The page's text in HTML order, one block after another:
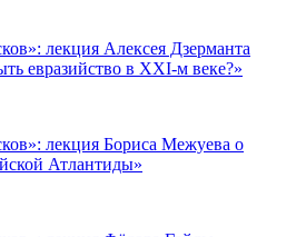
лекция Алексея Дзерманта
евразийство в XXI-м веке?»
лекция Бориса Межуева о
Атлантиды»